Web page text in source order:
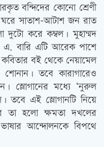
বন্দিদের কোনো শ্রেণী
ঘরে সাতাশ-আটাশ জন রাত
দুটো করে কম্বল। মুহাম্মদ
বারি এটি আরেক পাশে
বই থেকে নেয়ামেল
তবে কারাগারেও
স্লোগানের মধ্যে ‘নুরুল
তবে এই স্লোগানটি নিয়ে
হলো ক্ষমতা দখলের
আন্দোলনকে বিপথে